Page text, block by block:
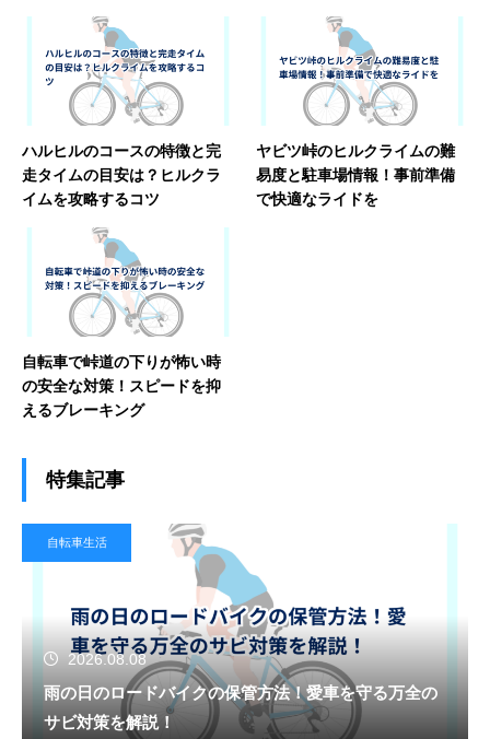
ハルヒルのコースの特徴と完
走タイムの目安は？ヒルクラ
イムを攻略するコツ
ヤビツ峠のヒルクライムの難
易度と駐車場情報！事前準備
で快適なライドを
自転車で峠道の下りが怖い時
の安全な対策！スピードを抑
えるブレーキング
特集記事
自転車生活
2026.08.08
雨の日のロードバイクの保管方法！愛車を守る万全の
サビ対策を解説！